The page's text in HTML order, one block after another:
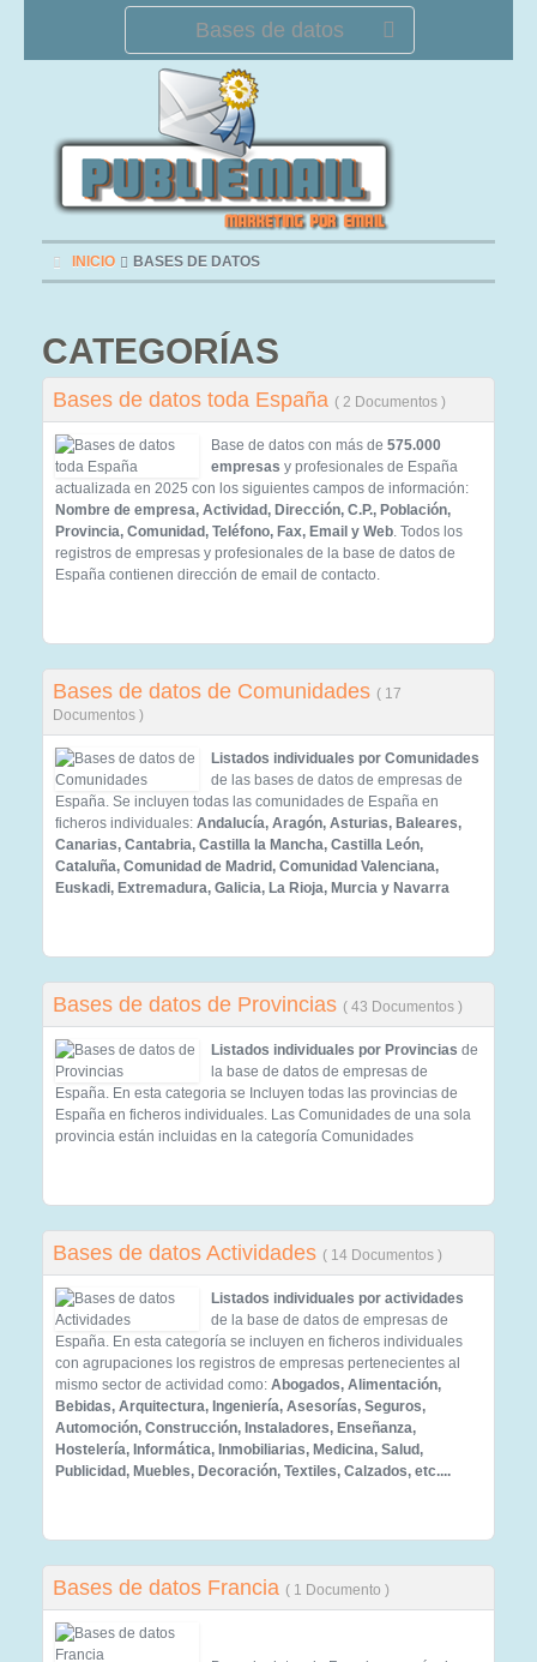
Bases de datos
INICIO BASES DE DATOS
CATEGORÍAS
Bases de datos toda España ( 2 Documentos )
Base de datos con más de 575.000
empresas y profesionales de España
actualizada en 2025 con los siguientes campos de información:
Nombre de empresa, Actividad, Dirección, C.P., Población,
Provincia, Comunidad, Teléfono, Fax, Email y Web. Todos los
registros de empresas y profesionales de la base de datos de
España contienen dirección de email de contacto.
Bases de datos de Comunidades ( 17
Documentos )
Listados individuales por Comunidades
de las bases de datos de empresas de
España. Se incluyen todas las comunidades de España en
ficheros individuales: Andalucía, Aragón, Asturias, Baleares,
Canarias, Cantabria, Castilla la Mancha, Castilla León,
Cataluña, Comunidad de Madrid, Comunidad Valenciana,
Euskadi, Extremadura, Galicia, La Rioja, Murcia y Navarra
Bases de datos de Provincias ( 43 Documentos )
Listados individuales por Provincias de
la base de datos de empresas de
España. En esta categoria se Incluyen todas las provincias de
España en ficheros individuales. Las Comunidades de una sola
provincia están incluidas en la categoría Comunidades
Bases de datos Actividades ( 14 Documentos )
Listados individuales por actividades
de la base de datos de empresas de
España. En esta categoría se incluyen en ficheros individuales
con agrupaciones los registros de empresas pertenecientes al
mismo sector de actividad como: Abogados, Alimentación,
Bebidas, Arquitectura, Ingeniería, Asesorías, Seguros,
Automoción, Construcción, Instaladores, Enseñanza,
Hostelería, Informática, Inmobiliarias, Medicina, Salud,
Publicidad, Muebles, Decoración, Textiles, Calzados, etc....
Bases de datos Francia ( 1 Documento )